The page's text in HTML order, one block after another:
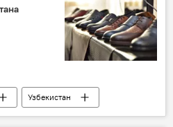
Узбекистан